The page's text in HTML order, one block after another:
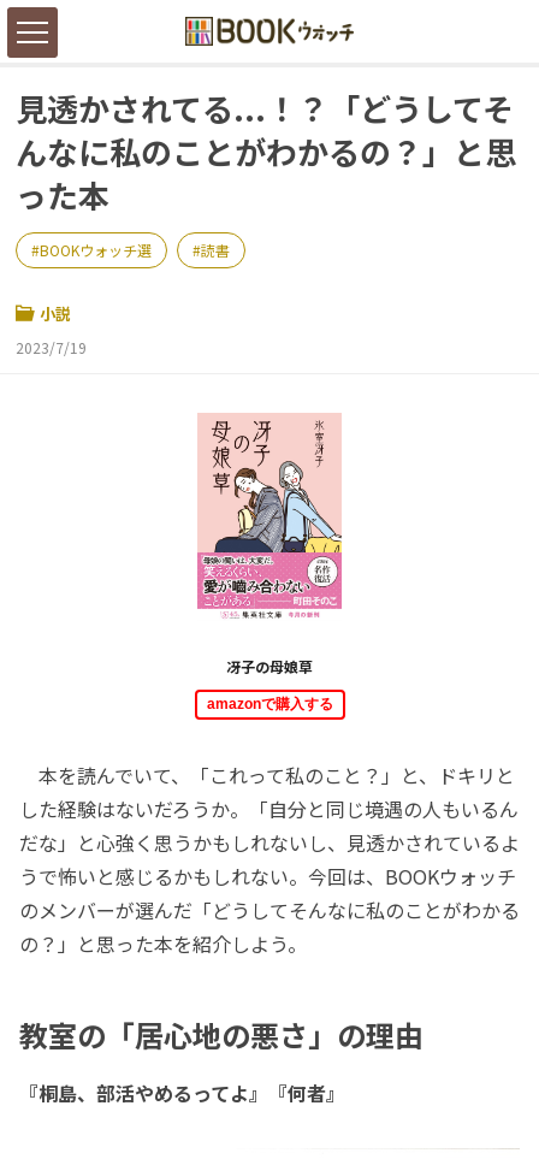
見透かされてる...！？「どうしてそ
んなに私のことがわかるの？」と思
った本
BOOKウォッチ選 読書
小説
2023/7/19
冴子の母娘草
amazonで購入する
本を読んでいて、「これって私のこと？」と、ドキリと
した経験はないだろうか。「自分と同じ境遇の人もいるん
だな」と心強く思うかもしれないし、見透かされているよ
うで怖いと感じるかもしれない。今回は、BOOKウォッチ
のメンバーが選んだ「どうしてそんなに私のことがわかる
の？」と思った本を紹介しよう。
教室の「居心地の悪さ」の理由
『桐島、部活やめるってよ』『何者』